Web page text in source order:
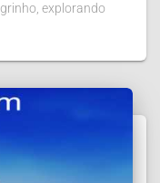
explorando